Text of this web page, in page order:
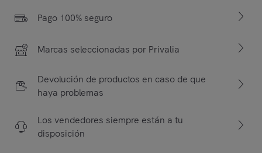
Pago 100% seguro
Marcas seleccionadas por Privalia
Devolución de productos en caso de que
haya problemas
Los vendedores siempre están a tu
disposición